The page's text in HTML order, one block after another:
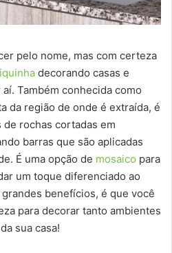
pelo nome, mas com certeza
decorando casas e
Também conhecida como
da região de onde é extraída, é
rochas cortadas em
barras que são aplicadas
É uma opção de mosaico para
um toque diferenciado ao
benefícios, é que você
para decorar tanto ambientes
sua casa!